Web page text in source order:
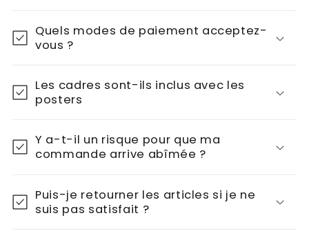
Quels modes de paiement acceptez-
vous ?
Les cadres sont-ils inclus avec les
posters
Y a-t-il un risque pour que ma
commande arrive abîmée ?
Puis-je retourner les articles si je ne
suis pas satisfait ?